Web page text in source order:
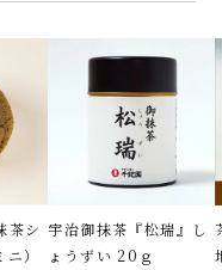
茶シ
）
宇治御抹茶『松瑞』し
ょうずい 20ｇ